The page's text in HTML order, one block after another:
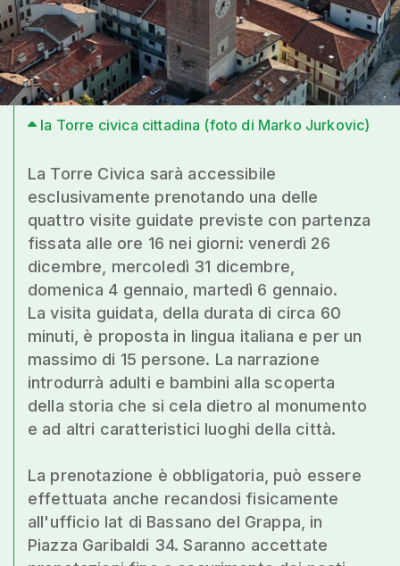
la Torre civica cittadina (foto di Marko Jurkovic)
La Torre Civica sarà accessibile
esclusivamente prenotando una delle
quattro visite guidate previste con partenza
fissata alle ore 16 nei giorni: venerdì 26
dicembre, mercoledì 31 dicembre,
domenica 4 gennaio, martedì 6 gennaio.
La visita guidata, della durata di circa 60
minuti, è proposta in lingua italiana e per un
massimo di 15 persone. La narrazione
introdurrà adulti e bambini alla scoperta
della storia che si cela dietro al monumento
e ad altri caratteristici luoghi della città.
La prenotazione è obbligatoria, può essere
effettuata anche recandosi fisicamente
all'ufficio Iat di Bassano del Grappa, in
Piazza Garibaldi 34. Saranno accettate